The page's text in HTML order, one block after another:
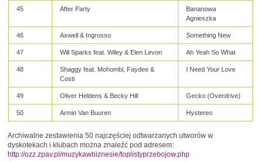
45 After Party
Bananowa
Agnieszka
46 Axwell & Ingrosso Something New
47 Will Sparks feat. Wiley & Elen Levon Ah Yeah So What
48
Shaggy feat. Mohombi, Faydee &
Costi
I Need Your Love
49 Oliver Heldens & Becky Hill Gecko (Overdrive)
50 Armin Van Buuren Hystereo
Archiwalne zestawienia 50 najczęściej odtwarzanych utworów w
dyskotekach i klubach można znaleźć pod adresem:
http://ozz.zpav.pl/muzykawbiznesie/toplistyprzebojow.php